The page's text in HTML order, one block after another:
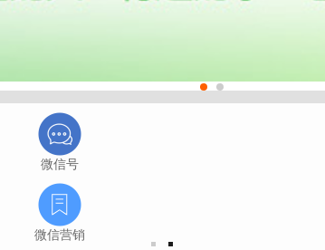
微信号
微信营销